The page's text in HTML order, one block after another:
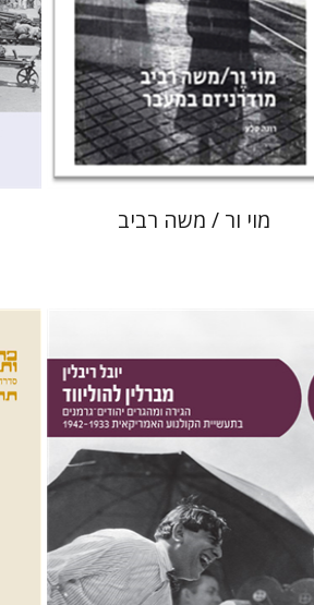
הנחת אתר ספר מודפס
$89
$80
מוי ור / משה רביב
יובל ריבלין